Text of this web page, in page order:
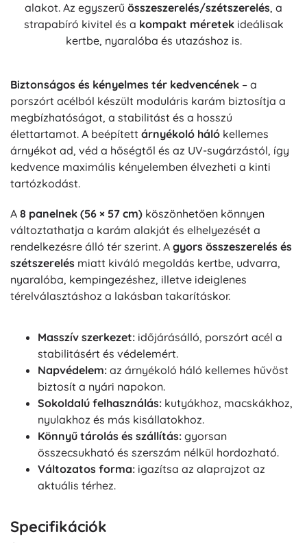
alakot. Az egyszerű összeszerelés/szétszerelés, a
strapabíró kivitel és a kompakt méretekideálisak
kertbe, nyaralóba és utazáshoz is.
Biztonságos és kényelmes tér kedvencének – a
porszórt acélból készült moduláris karám biztosítja a
megbízhatóságot, a stabilitást és a hosszú
élettartamot. A beépített árnyékoló háló kellemes
árnyékot ad, véd a hőségtől és az UV-sugárzástól, így
kedvence maximális kényelemben élvezheti a kinti
tartózkodást.
A 8 panelnek (56 × 57 cm) köszönhetően könnyen
változtathatja a karám alakját és elhelyezését a
rendelkezésre álló tér szerint. A gyors összeszerelés és
szétszerelés miatt kiváló megoldás kertbe, udvarra,
nyaralóba, kempingezéshez, illetve ideiglenes
térelválasztáshoz a lakásban takarításkor.
Masszív szerkezet: időjárásálló, porszórt acél a
stabilitásért és védelemért.
Napvédelem: az árnyékoló háló kellemes hűvöst
biztosít a nyári napokon.
Sokoldalú felhasználás: kutyákhoz, macskákhoz,
nyulakhoz és más kisállatokhoz.
Könnyű tárolás és szállítás: gyorsan
összecsukható és szerszám nélkül hordozható.
Változatos forma: igazítsa az alaprajzot az
aktuális térhez.
Specifikációk